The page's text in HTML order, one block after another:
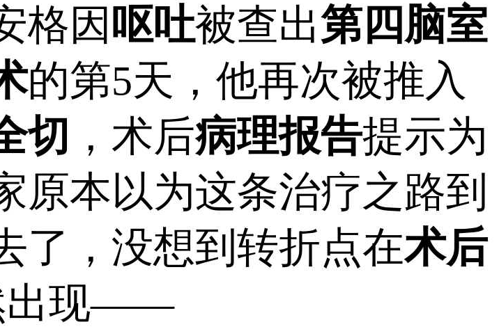
格因呕吐被查出第四脑室
的第5天，他再次被推入
切 ，术后病理报告提示为
原本以为这条治疗之路到
了，没想到转折点在术后
出现——